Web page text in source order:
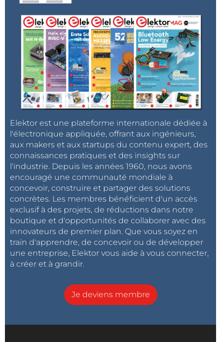
Elektor est une plateforme internationale dédiée à
l'électronique appliquée, offrant aux ingénieurs,
aux makers et aux startups du contenu expert, des
connaissances pratiques et des insights sur
l'industrie. Depuis les années 1960, nous avons
encouragé une communauté mondiale à
concevoir, construire et partager des solutions
concrètes. Les membres bénéficient d'un accès
exclusif à des projets, de réductions dans notre
boutique et d'opportunités de collaborer avec des
innovateurs de premier plan. Que vous soyez en
train d'apprendre, de concevoir ou de développer
une entreprise, Elektor vous aide à vous connecter,
à créer et à grandir.
Je deviens membre